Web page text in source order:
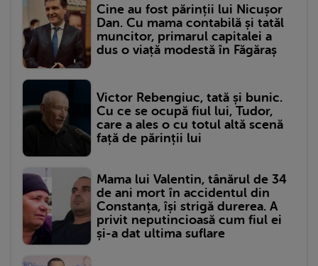
Cine au fost părinții lui Nicușor
Dan. Cu mama contabilă și tatăl
muncitor, primarul capitalei a
dus o viață modestă în Făgăraș
Victor Rebengiuc, tată și bunic.
Cu ce se ocupă fiul lui, Tudor,
care a ales o cu totul altă scenă
față de părinții lui
Mama lui Valentin, tânărul de 34
de ani mort în accidentul din
Constanța, își strigă durerea. A
privit neputincioasă cum fiul ei
și-a dat ultima suflare